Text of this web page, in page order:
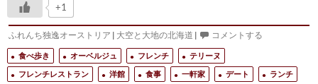
+1
ふれんち独逸オーストリア | 大空と大地の北海道 | コメントする
食べ歩き オーベルジュ フレンチ
テリーヌ
フレンチレストラン
洋館 食事 一軒家 デート
ランチ